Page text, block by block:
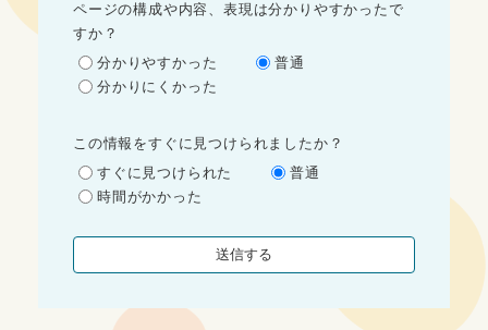
ページの構成や内容、表現は分かりやすかったで
すか？
分かりやすかった
普通
分かりにくかった
この情報をすぐに見つけられましたか？
すぐに見つけられた
普通
時間がかかった